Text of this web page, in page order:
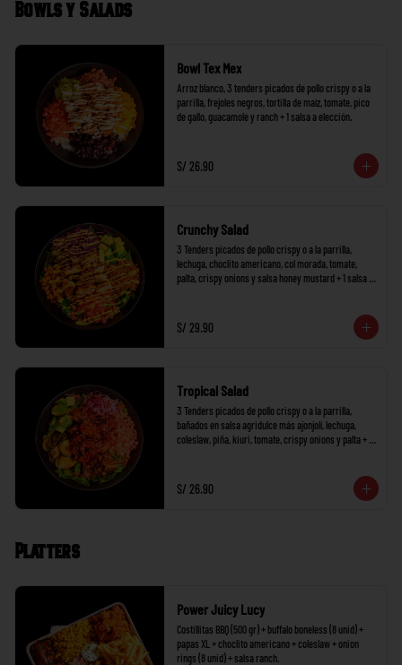
Bowls y Salads
Bowl Tex Mex
Arroz blanco, 3 tenders picados de pollo crispy o a la
parrilla, frejoles negros, tortilla de maíz, tomate, pico
de gallo, guacamole y ranch + 1 salsa a elección.
S/ 26.90
Crunchy Salad
3 Tenders picados de pollo crispy o a la parrilla,
lechuga, choclito americano, col morada, tomate,
palta, crispy onions y salsa honey mustard + 1 salsa a
S/ 29.90
Tropical Salad
3 Tenders picados de pollo crispy o a la parrilla,
bañados en salsa agridulce más ajonjolí, lechuga,
coleslaw, piña, kiuri, tomate, crispy onions y palta + 1
S/ 26.90
Platters
Power Juicy Lucy
Costillitas BBQ (500 gr) + buffalo boneless (8 unid) +
papas XL + choclito americano + coleslaw + onion
rings (8 unid) + salsa ranch.